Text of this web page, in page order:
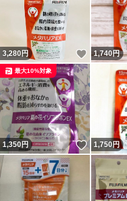
3,280円 いいね！
1,740円
1,350円 いいね！
最大10%対象
1,750円